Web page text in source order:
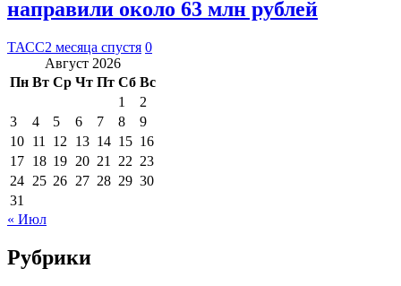
направили около 63 млн рублей
ТАСС2 месяца спустя 0
Август 2026
Пн Вт Ср Чт Пт Сб Вс
1
2
3
4 5 6 7 8
9
10 11 12 13 14 15 16
17 18 19 20 21 22 23
24 25 26 27 28 29 30
31
« Июл
Рубрики